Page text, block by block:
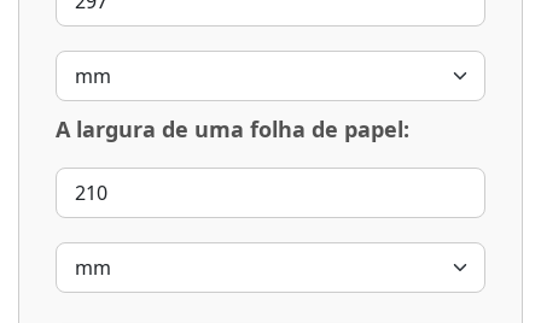
A largura de uma folha de papel: